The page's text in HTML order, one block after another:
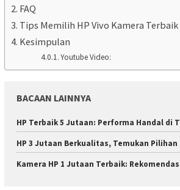
FAQ
Tips Memilih HP Vivo Kamera
Kesimpulan
Youtube Video:
BACAAN LAINNYA
HP Terbaik 5 Jutaan: Performa Handal di
HP 3 Jutaan Berkualitas, Temukan
Kamera HP 1 Jutaan Terbaik: